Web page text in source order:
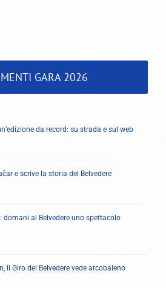
GARA 2026
da record: su strada e sul web
e scrive la storia del Belvedere
domani al Belvedere uno spettacolo
il Giro del Belvedere vede arcobaleno